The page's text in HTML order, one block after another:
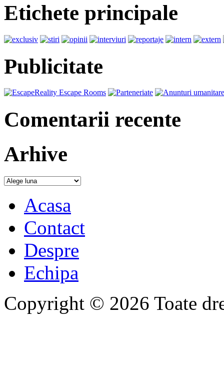
Etichete principale
Publicitate
Comentarii recente
Arhive
Acasa
Contact
Despre
Echipa
Copyright © 2026 Toate